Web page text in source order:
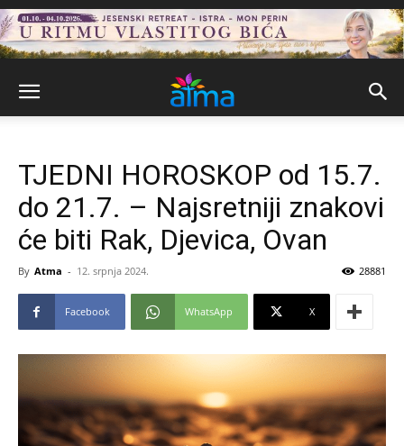
TJEDNI HOROSKOP od 15.7.
do 21.7. – Najsretniji znakovi
će biti Rak, Djevica, Ovan
By Atma - 12. srpnja 2024. 28881
Facebook WhatsApp X